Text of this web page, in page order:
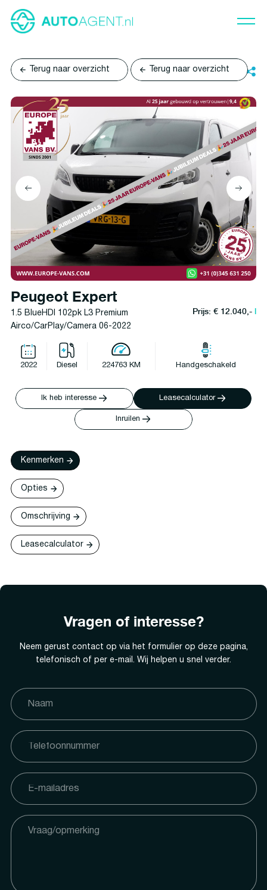
Terug naar overzicht Terug naar overzicht
Peugeot Expert
1.5 BlueHDI 102pk L3 Premium
Airco/CarPlay/Camera 06-2022
Prijs: € 12.040,-l
2022 Diesel 224763 KM Handgeschakeld
Ik heb interesse Leasecalculator
Inruilen
Kenmerken
Opties
Omschrijving
Leasecalculator
Vragen of interesse?
Neem gerust contact op via het formulier op deze pagina,
telefonisch of per e-mail. Wij helpen u snel verder.